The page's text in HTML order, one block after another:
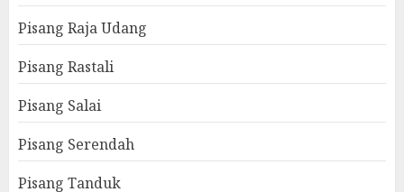
Pisang Raja Udang
Pisang Rastali
Pisang Salai
Pisang Serendah
Pisang Tanduk